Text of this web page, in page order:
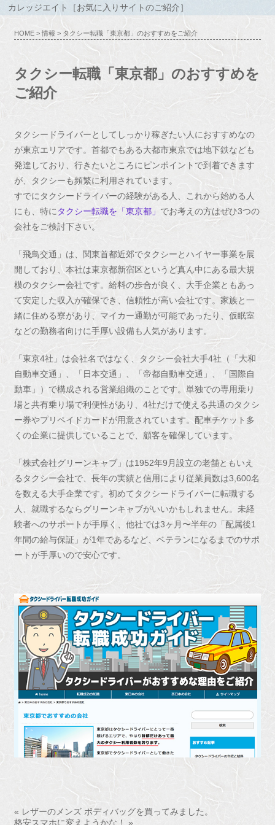
カレッジエイト［お気に入りサイトのご紹介］
HOME >情報 > タクシー転職「東京都」のおすすめをご紹介
タクシー転職「東京都」のおすすめを
ご紹介
タクシードライバーとしてしっかり稼ぎたい人におすすめなの
が東京エリアです。首都でもある大都市東京では地下鉄なども
発達しており、行きたいところにピンポイントで到着できます
が、タクシーも頻繁に利用されています。
すでにタクシードライバーの経験がある人、これから始める人
にも、特に タクシー転職を「東京都」 でお考えの方はぜひ3つの
会社をご検討下さい。
「飛鳥交通」は、関東首都近郊でタクシーとハイヤー事業を展
開しており、本社は東京都新宿区というど真ん中にある最大規
模のタクシー会社です。給料の歩合が良く、大手企業ともあっ
て安定した収入が確保でき、信頼性が高い会社です。家族と一
緒に住める寮があり、マイカー通勤が可能であったり、仮眠室
などの勤務者向けに手厚い設備も人気があります。
「東京4社」は会社名ではなく、タクシー会社大手4社（「大和
自動車交通」、「日本交通」、「帝都自動車交通」、「国際自
動車」）で構成される営業組織のことです。単独での専用乗り
場と共有乗り場で利便性があり、4社だけで使える共通のタクシ
ー券やプリペイドカードが用意されています。配車チケット多
くの企業に提供していることで、顧客を確保しています。
「株式会社グリーンキャブ」は1952年9月設立の老舗ともいえ
るタクシー会社で、長年の実績と信用により従業員数は3,600名
を数える大手企業です。初めてタクシードライバーに転職する
人、就職するならグリーンキャブがいいかもしれません。未経
験者へのサポートが手厚く、他社では3ヶ月〜半年の「配属後1
年間の給与保証」が1年であるなど、ベテランになるまでのサポ
ートが手厚いので安心です。
« レザーのメンズ ボディバッグを買ってみました。
格安スマホに変えようかな！ »